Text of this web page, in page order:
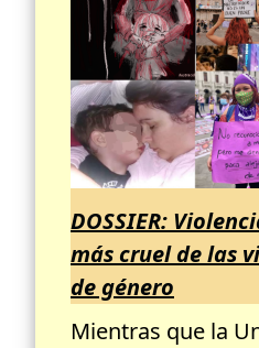
DOSSIER:
más cruel de las
de género
Mientras que la